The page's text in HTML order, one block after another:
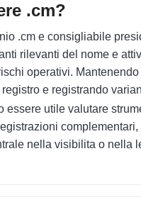
.cm?
.cm e consigliabile
rilevanti del nome e
operativi.
e registrando
essere utile valutare
complementari,
nella visibilita o nella